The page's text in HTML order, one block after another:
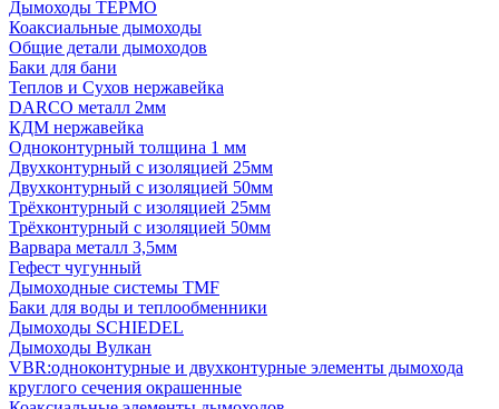
Дымоходы ТЕРМО
Коаксиальные дымоходы
Общие детали дымоходов
Баки для бани
Теплов и Сухов нержавейка
DARCO металл 2мм
КДМ нержавейка
Одноконтурный толщина 1 мм
Двухконтурный с изоляцией 25мм
Двухконтурный с изоляцией 50мм
Трёхконтурный с изоляцией 25мм
Трёхконтурный с изоляцией 50мм
Варвара металл 3,5мм
Гефест чугунный
Дымоходные системы TMF
Баки для воды и теплообменники
Дымоходы SCHIEDEL
Дымоходы Вулкан
VBR:одноконтурные и двухконтурные элементы дымохода
круглого сечения окрашенные